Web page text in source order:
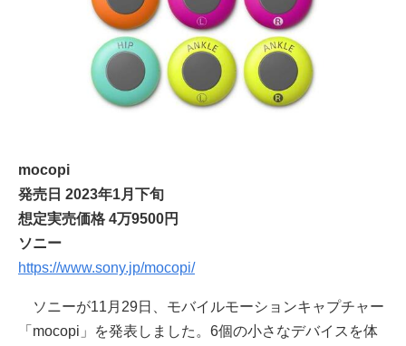
mocopi
発売日 2023年1月下旬
想定実売価格 4万9500円
ソニー
https://www.sony.jp/mocopi/
ソニーが11月29日、モバイルモーションキャプチャー
「mocopi」を発表しました。6個の小さなデバイスを体